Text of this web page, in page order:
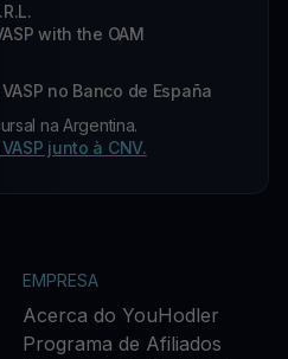
with the OAM
no Banco de España
na Argentina.
junto à CNV.
EMPRESA
Acerca do YouHodler
Programa de Afiliados